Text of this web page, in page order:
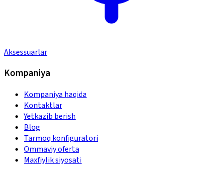
Aksessuarlar
Kompaniya
Kompaniya haqida
Kontaktlar
Yetkazib berish
Blog
Tarmoq konfiguratori
Ommaviy oferta
Maxfiylik siyosati